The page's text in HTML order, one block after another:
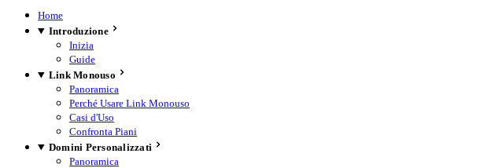
Home
Introduzione
Inizia
Guide
Link Monouso
Panoramica
Perché Usare Link Monouso
Casi d'Uso
Confronta Piani
Domini Personalizzati
Panoramica